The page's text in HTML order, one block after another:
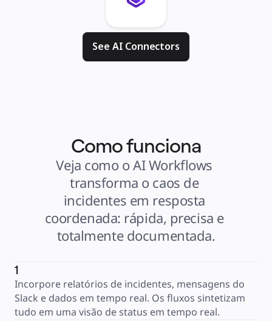
See AI Connectors
Como funciona
Veja como o AI Workflows
transforma o caos de
incidentes em resposta
coordenada: rápida, precisa e
totalmente documentada.
1
Incorpore relatórios de incidentes, mensagens do
Slack e dados em tempo real. Os fluxos sintetizam
tudo em uma visão de status em tempo real.